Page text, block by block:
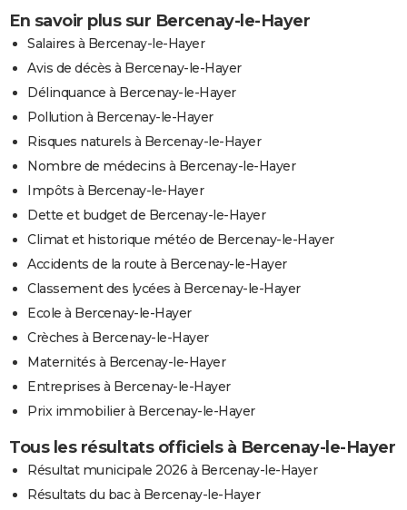
En savoir plus sur Bercenay-le-Hayer
Salaires à Bercenay-le-Hayer
Avis de décès à Bercenay-le-Hayer
Délinquance à Bercenay-le-Hayer
Pollution à Bercenay-le-Hayer
Risques naturels à Bercenay-le-Hayer
Nombre de médecins à Bercenay-le-Hayer
Impôts à Bercenay-le-Hayer
Dette et budget de Bercenay-le-Hayer
Climat et historique météo de Bercenay-le-Hayer
Accidents de la route à Bercenay-le-Hayer
Classement des lycées à Bercenay-le-Hayer
Ecole à Bercenay-le-Hayer
Crèches à Bercenay-le-Hayer
Maternités à Bercenay-le-Hayer
Entreprises à Bercenay-le-Hayer
Prix immobilier à Bercenay-le-Hayer
Tous les résultats officiels à Bercenay-le-Hayer
Résultat municipale 2026 à Bercenay-le-Hayer
Résultats du bac à Bercenay-le-Hayer